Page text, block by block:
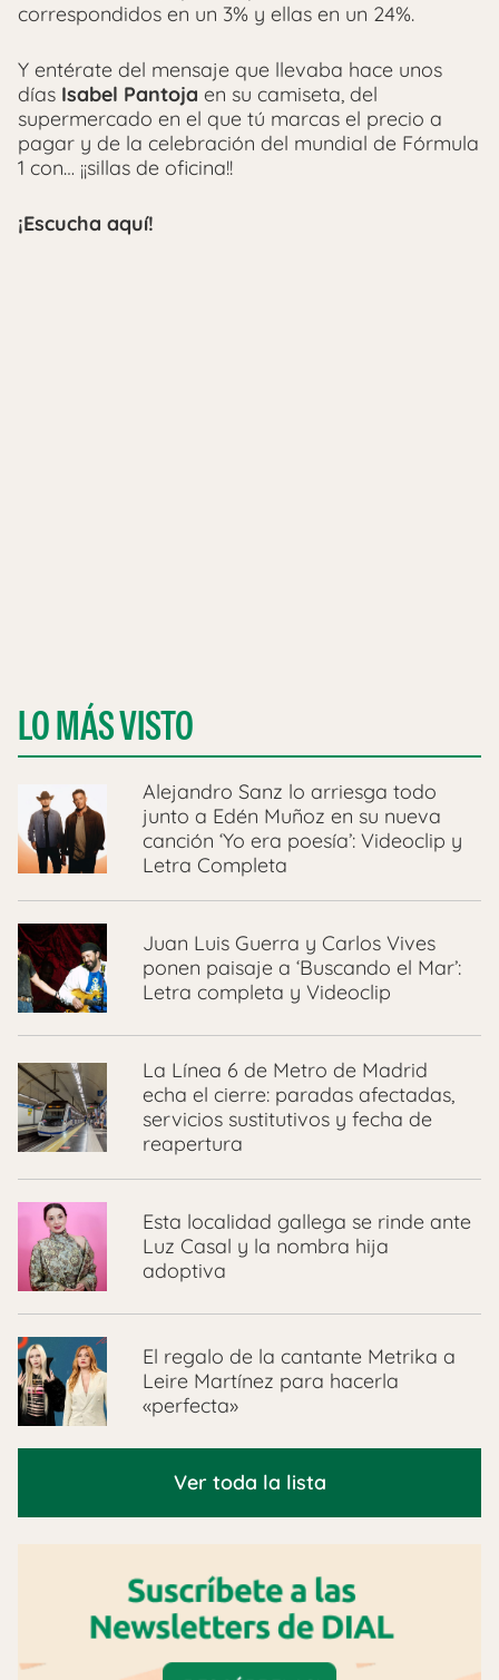
correspondidos en un 3% y ellas en un 24%.
Y entérate del mensaje que llevaba hace unos
días Isabel Pantoja en su camiseta, del
supermercado en el que tú marcas el precio a
pagar y de la celebración del mundial de Fórmula
1 con… ¡¡sillas de oficina!!
¡Escucha aquí!
LO MÁS VISTO
Alejandro Sanz lo arriesga todo
junto a Edén Muñoz en su nueva
canción ‘Yo era poesía’: Videoclip y
Letra Completa
Juan Luis Guerra y Carlos Vives
ponen paisaje a ‘Buscando el Mar’:
Letra completa y Videoclip
La Línea 6 de Metro de Madrid
echa el cierre: paradas afectadas,
servicios sustitutivos y fecha de
reapertura
Esta localidad gallega se rinde ante
Luz Casal y la nombra hija
adoptiva
El regalo de la cantante Metrika a
Leire Martínez para hacerla
«perfecta»
Ver toda la lista